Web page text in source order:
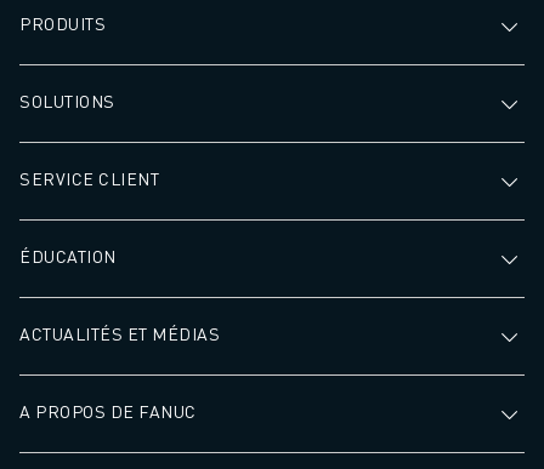
PRODUITS
SOLUTIONS
SERVICE CLIENT
ÉDUCATION
ACTUALITÉS ET MÉDIAS
A PROPOS DE FANUC